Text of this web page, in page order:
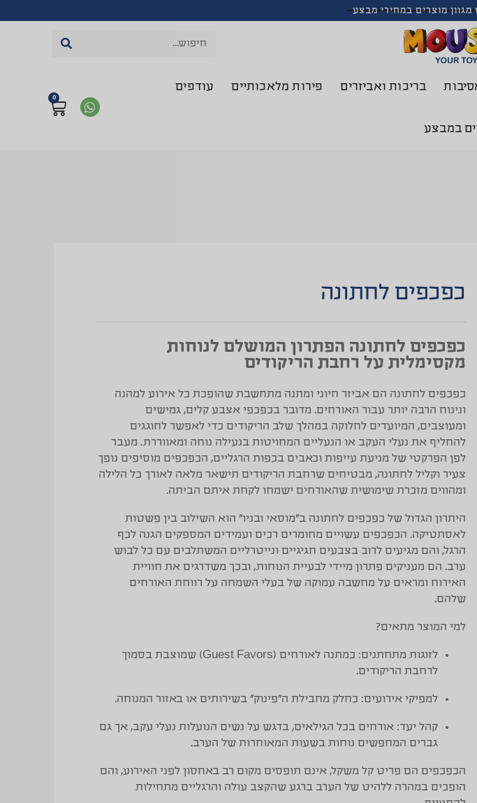
מוצרים במחירי מבצע
בריכות ואביזרים פירות מלאכותיים עודפים
במבצע
0
כפכפים לחתונה
כפכפים לחתונה הפתרון המושלם לנוחות
מקסימלית על רחבת הריקודים
כפכפים לחתונה הם אביזר חיוני ומתנה מתחשבת שהופכת כל אירוע למהנה
ונינוח הרבה יותר עבור האורחים. מדובר בכפכפי אצבע קלים, גמישים
ומעוצבים, המיועדים לחלוקה במהלך שלב הריקודים כדי לאפשר לחוגגים
להחליף את נעלי העקב או הנעליים המחויטות בנעילה נוחה ומאווררת. מעבר
לפן הפרקטי של מניעת עייפות וכאבים בכפות הרגליים, הכפכפים מוסיפים נופך
צעיר וקליל לחתונה, מבטיחים שרחבת הריקודים תישאר מלאה לאורך כל הלילה
ומהווים מזכרת שימושית שהאורחים ישמחו לקחת איתם הביתה.
היתרון הגדול של כפכפים לחתונה ב”מוסאי ובניו” הוא השילוב בין פשטות
לאסתטיקה. הכפכפים עשויים מחומרים רכים ועמידים המספקים הגנה לכף
הרגל, והם מגיעים לרוב בצבעים חגיגיים ונייטרליים המשתלבים עם כל לבוש
ערב. הם מעניקים פתרון מיידי לבעיית הנוחות, ובכך משדרגים את חוויית
האירוח ומראים על מחשבה עמוקה של בעלי השמחה על רווחת האורחים
שלהם.
למי המוצר מתאים?
לזוגות מתחתנים:
כמתנה לאורחים (Guest Favors) שמוצבת בסמוך
לרחבת הריקודים.
למפיקי אירועים: כחלק מחבילת ה”פינוק” בשירותים או באזור המנוחה.
קהל יעד: אורחים בכל הגילאים, בדגש על נשים הנועלות נעלי עקב, אך גם
גברים המחפשים נוחות בשעות המאוחרות של הערב.
הכפכפים הם פריט קל משקל, אינם תופסים מקום רב באחסון לפני האירוע, והם
הופכים במהרה ללהיט של הערב ברגע שהקצב עולה והרגליים מתחילות